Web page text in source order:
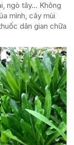
ngò tây… Không
mình, cây mùi
dân gian chữa